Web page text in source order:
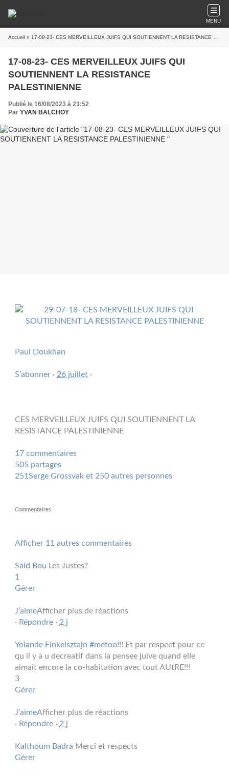
MENU
Accueil » 17-08-23- CES MERVEILLEUX JUIFS QUI SOUTIENNENT LA RESISTANCE PALESTINIENNE
17-08-23- CES MERVEILLEUX JUIFS QUI
SOUTIENNENT LA RESISTANCE
PALESTINIENNE
Publié le 16/08/2023 à 23:52
Par YVAN BALCHOY
Paul Doukhan
S’abonner · 26 juillet ·
CES MERVEILLEUX JUIFS QUI SOUTIENNENT LA
RESISTANCE PALESTINIENNE
17 commentaires
505 partages
251 Serge Grossvak et 250 autres personnes
Commentaires
Afficher 11 autres commentaires
Said Bou Les Justes?
1
Gérer
J’aimeAfficher plus de réactions
· Répondre · 2 j
Yolande Finkelsztajn #metoo!!! Et par respect pour ce
qu il y a u decreatif dans la pensee juive quand elle
aimait encore la co-habitation avec tout AUtRE!!!
3
Gérer
J’aimeAfficher plus de réactions
· Répondre · 2 j
Kalthoum Badra Merci et respects
Gérer